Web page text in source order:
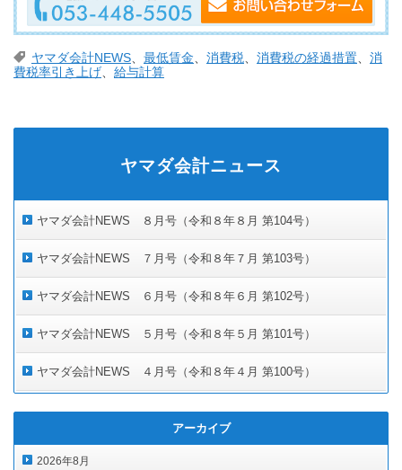
ヤマダ会計NEWS 最低賃金 消費税 消費税の経過措置
消
費税率引き上げ
給与計算
ヤマダ会計ニュース
ヤマダ会計NEWS ８月号（令和８年８月 第104号）
ヤマダ会計NEWS ７月号（令和８年７月 第103号）
ヤマダ会計NEWS ６月号（令和８年６月 第102号）
ヤマダ会計NEWS ５月号（令和８年５月 第101号）
ヤマダ会計NEWS ４月号（令和８年４月 第100号）
アーカイブ
2026年8月